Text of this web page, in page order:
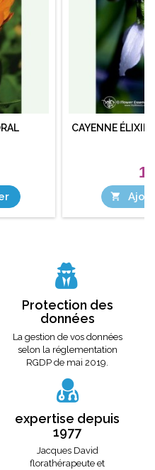
CAYENNE ÉLIXIR

Protection des
données
La gestion de vos données
selon la réglementation
RGDP de mai 2019.
expertise depuis
1977
Jacques David
florathérapeute et